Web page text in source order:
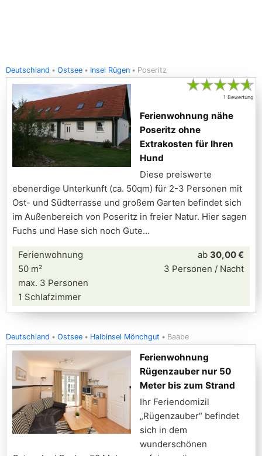
Deutschland Ostsee Insel Rügen Poseritz
★★★★★
1 Bewertung
Ferienwohnung nähe
Poseritz ohne
Extrakosten für Ihren
Hund
Diese preiswerte
ebenerdige Unterkunft (ca. 50qm) für 2-3 Personen mit
Ost- und Südterrasse und großem Garten befindet sich
im Außenbereich von Poseritz in freier Natur. Hier sagen
Fuchs und Hase sich noch Gute
Ferienwohnung
50 m²
max. 3 Personen
1 Schlafzimmer
ab 30,00 €
3 Personen / Nacht
Deutschland Ostsee Halbinsel Mönchgut Baabe
Ferienwohnung
Rügenzauber nur 50
Meter bis zum Strand
Ihr Feriendomizil
„Rügenzauber“ befindet
sich in dem
wunderschönen